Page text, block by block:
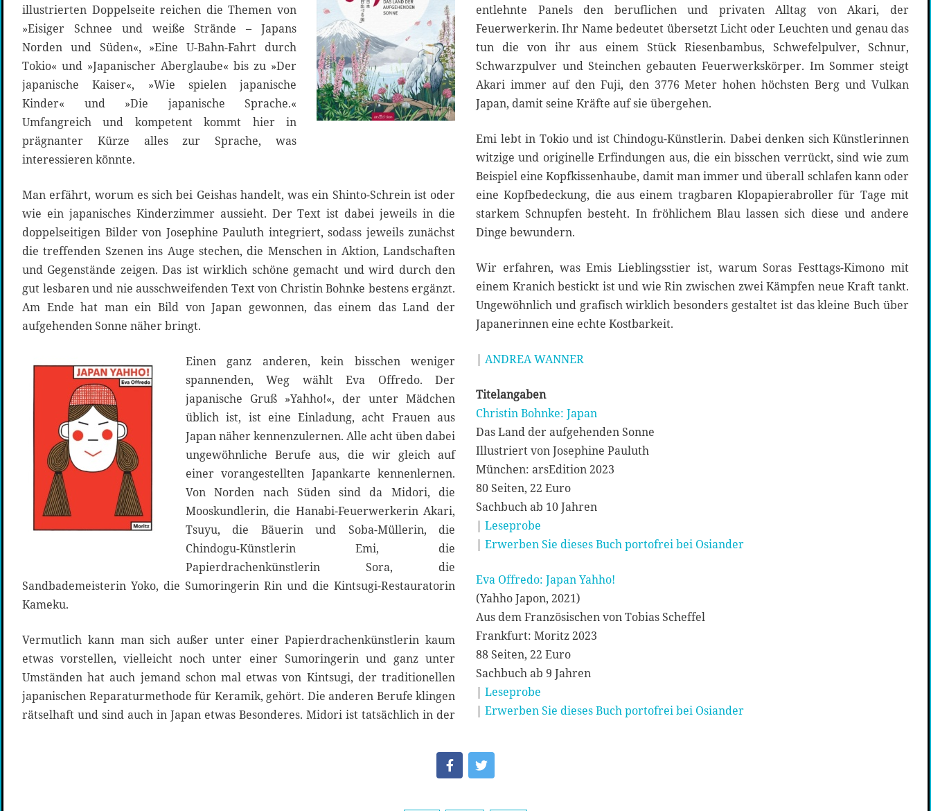
illustrierten Doppelseite reichen die Themen von
»Eisiger Schnee und weiße Strände – Japans
Norden und Süden«, »Eine U-Bahn-Fahrt durch
Tokio« und »Japanischer Aberglaube« bis zu »Der
japanische Kaiser«, »Wie spielen japanische
Kinder« und »Die japanische Sprache.«
Umfangreich und kompetent kommt hier in
prägnanter Kürze alles zur Sprache, was
interessieren könnte.
Man erfährt, worum es sich bei Geishas handelt, was ein Shinto-Schrein ist oder
wie ein japanisches Kinderzimmer aussieht. Der Text ist dabei jeweils in die
doppelseitigen Bilder von Josephine Pauluth integriert, sodass jeweils zunächst
die treffenden Szenen ins Auge stechen, die Menschen in Aktion, Landschaften
und Gegenstände zeigen. Das ist wirklich schöne gemacht und wird durch den
gut lesbaren und nie ausschweifenden Text von Christin Bohnke bestens ergänzt.
Am Ende hat man ein Bild von Japan gewonnen, das einem das Land der
aufgehenden Sonne näher bringt.
Einen ganz anderen, kein bisschen weniger
spannenden, Weg wählt Eva Offredo. Der
japanische Gruß »Yahho!«, der unter Mädchen
üblich ist, ist eine Einladung, acht Frauen aus
Japan näher kennenzulernen. Alle acht üben dabei
ungewöhnliche Berufe aus, die wir gleich auf
einer vorangestellten Japankarte kennenlernen.
Von Norden nach Süden sind da Midori, die
Mooskundlerin, die Hanabi-Feuerwerkerin Akari,
Tsuyu, die Bäuerin und Soba-Müllerin, die
Chindogu-Künstlerin Emi, die
Papierdrachenkünstlerin Sora, die
Sandbademeisterin Yoko, die Sumoringerin Rin und die Kintsugi-Restauratorin
Kameku.
Vermutlich kann man sich außer unter einer Papierdrachenkünstlerin kaum
etwas vorstellen, vielleicht noch unter einer Sumoringerin und ganz unter
Umständen hat auch jemand schon mal etwas von Kintsugi, der traditionellen
japanischen Reparaturmethode für Keramik, gehört. Die anderen Berufe klingen
rätselhaft und sind auch in Japan etwas Besonderes. Midori ist tatsächlich in der
entlehnte Panels den beruflichen und privaten Alltag von Akari, der
Feuerwerkerin. Ihr Name bedeutet übersetzt Licht oder Leuchten und genau das
tun die von ihr aus einem Stück Riesenbambus, Schwefelpulver, Schnur,
Schwarzpulver und Steinchen gebauten Feuerwerkskörper. Im Sommer steigt
Akari immer auf den Fuji, den 3776 Meter hohen höchsten Berg und Vulkan
Japan, damit seine Kräfte auf sie übergehen.
Emi lebt in Tokio und ist Chindogu-Künstlerin. Dabei denken sich Künstlerinnen
witzige und originelle Erfindungen aus, die ein bisschen verrückt, sind wie zum
Beispiel eine Kopfkissenhaube, damit man immer und überall schlafen kann oder
eine Kopfbedeckung, die aus einem tragbaren Klopapierabroller für Tage mit
starkem Schnupfen besteht. In fröhlichem Blau lassen sich diese und andere
Dinge bewundern.
Wir erfahren, was Emis Lieblingsstier ist, warum Soras Festtags-Kimono mit
einem Kranich bestickt ist und wie Rin zwischen zwei Kämpfen neue Kraft tankt.
Ungewöhnlich und grafisch wirklich besonders gestaltet ist das kleine Buch über
Japanerinnen eine echte Kostbarkeit.
| ANDREA WANNER
Titelangaben
Christin Bohnke: Japan
Das Land der aufgehenden Sonne
Illustriert von Josephine Pauluth
München: arsEdition 2023
80 Seiten, 22 Euro
Sachbuch ab 10 Jahren
| Leseprobe
| Erwerben Sie dieses Buch portofrei bei Osiander
Eva Offredo: Japan Yahho!
(Yahho Japon, 2021)
Aus dem Französischen von Tobias Scheffel
Frankfurt: Moritz 2023
88 Seiten, 22 Euro
Sachbuch ab 9 Jahren
| Leseprobe
| Erwerben Sie dieses Buch portofrei bei Osiander